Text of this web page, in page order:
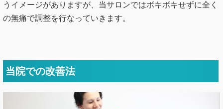
うイメージがありますが、当サロンではボキボキせずに全く
の無痛で調整を行なっていきます。
当院での改善法